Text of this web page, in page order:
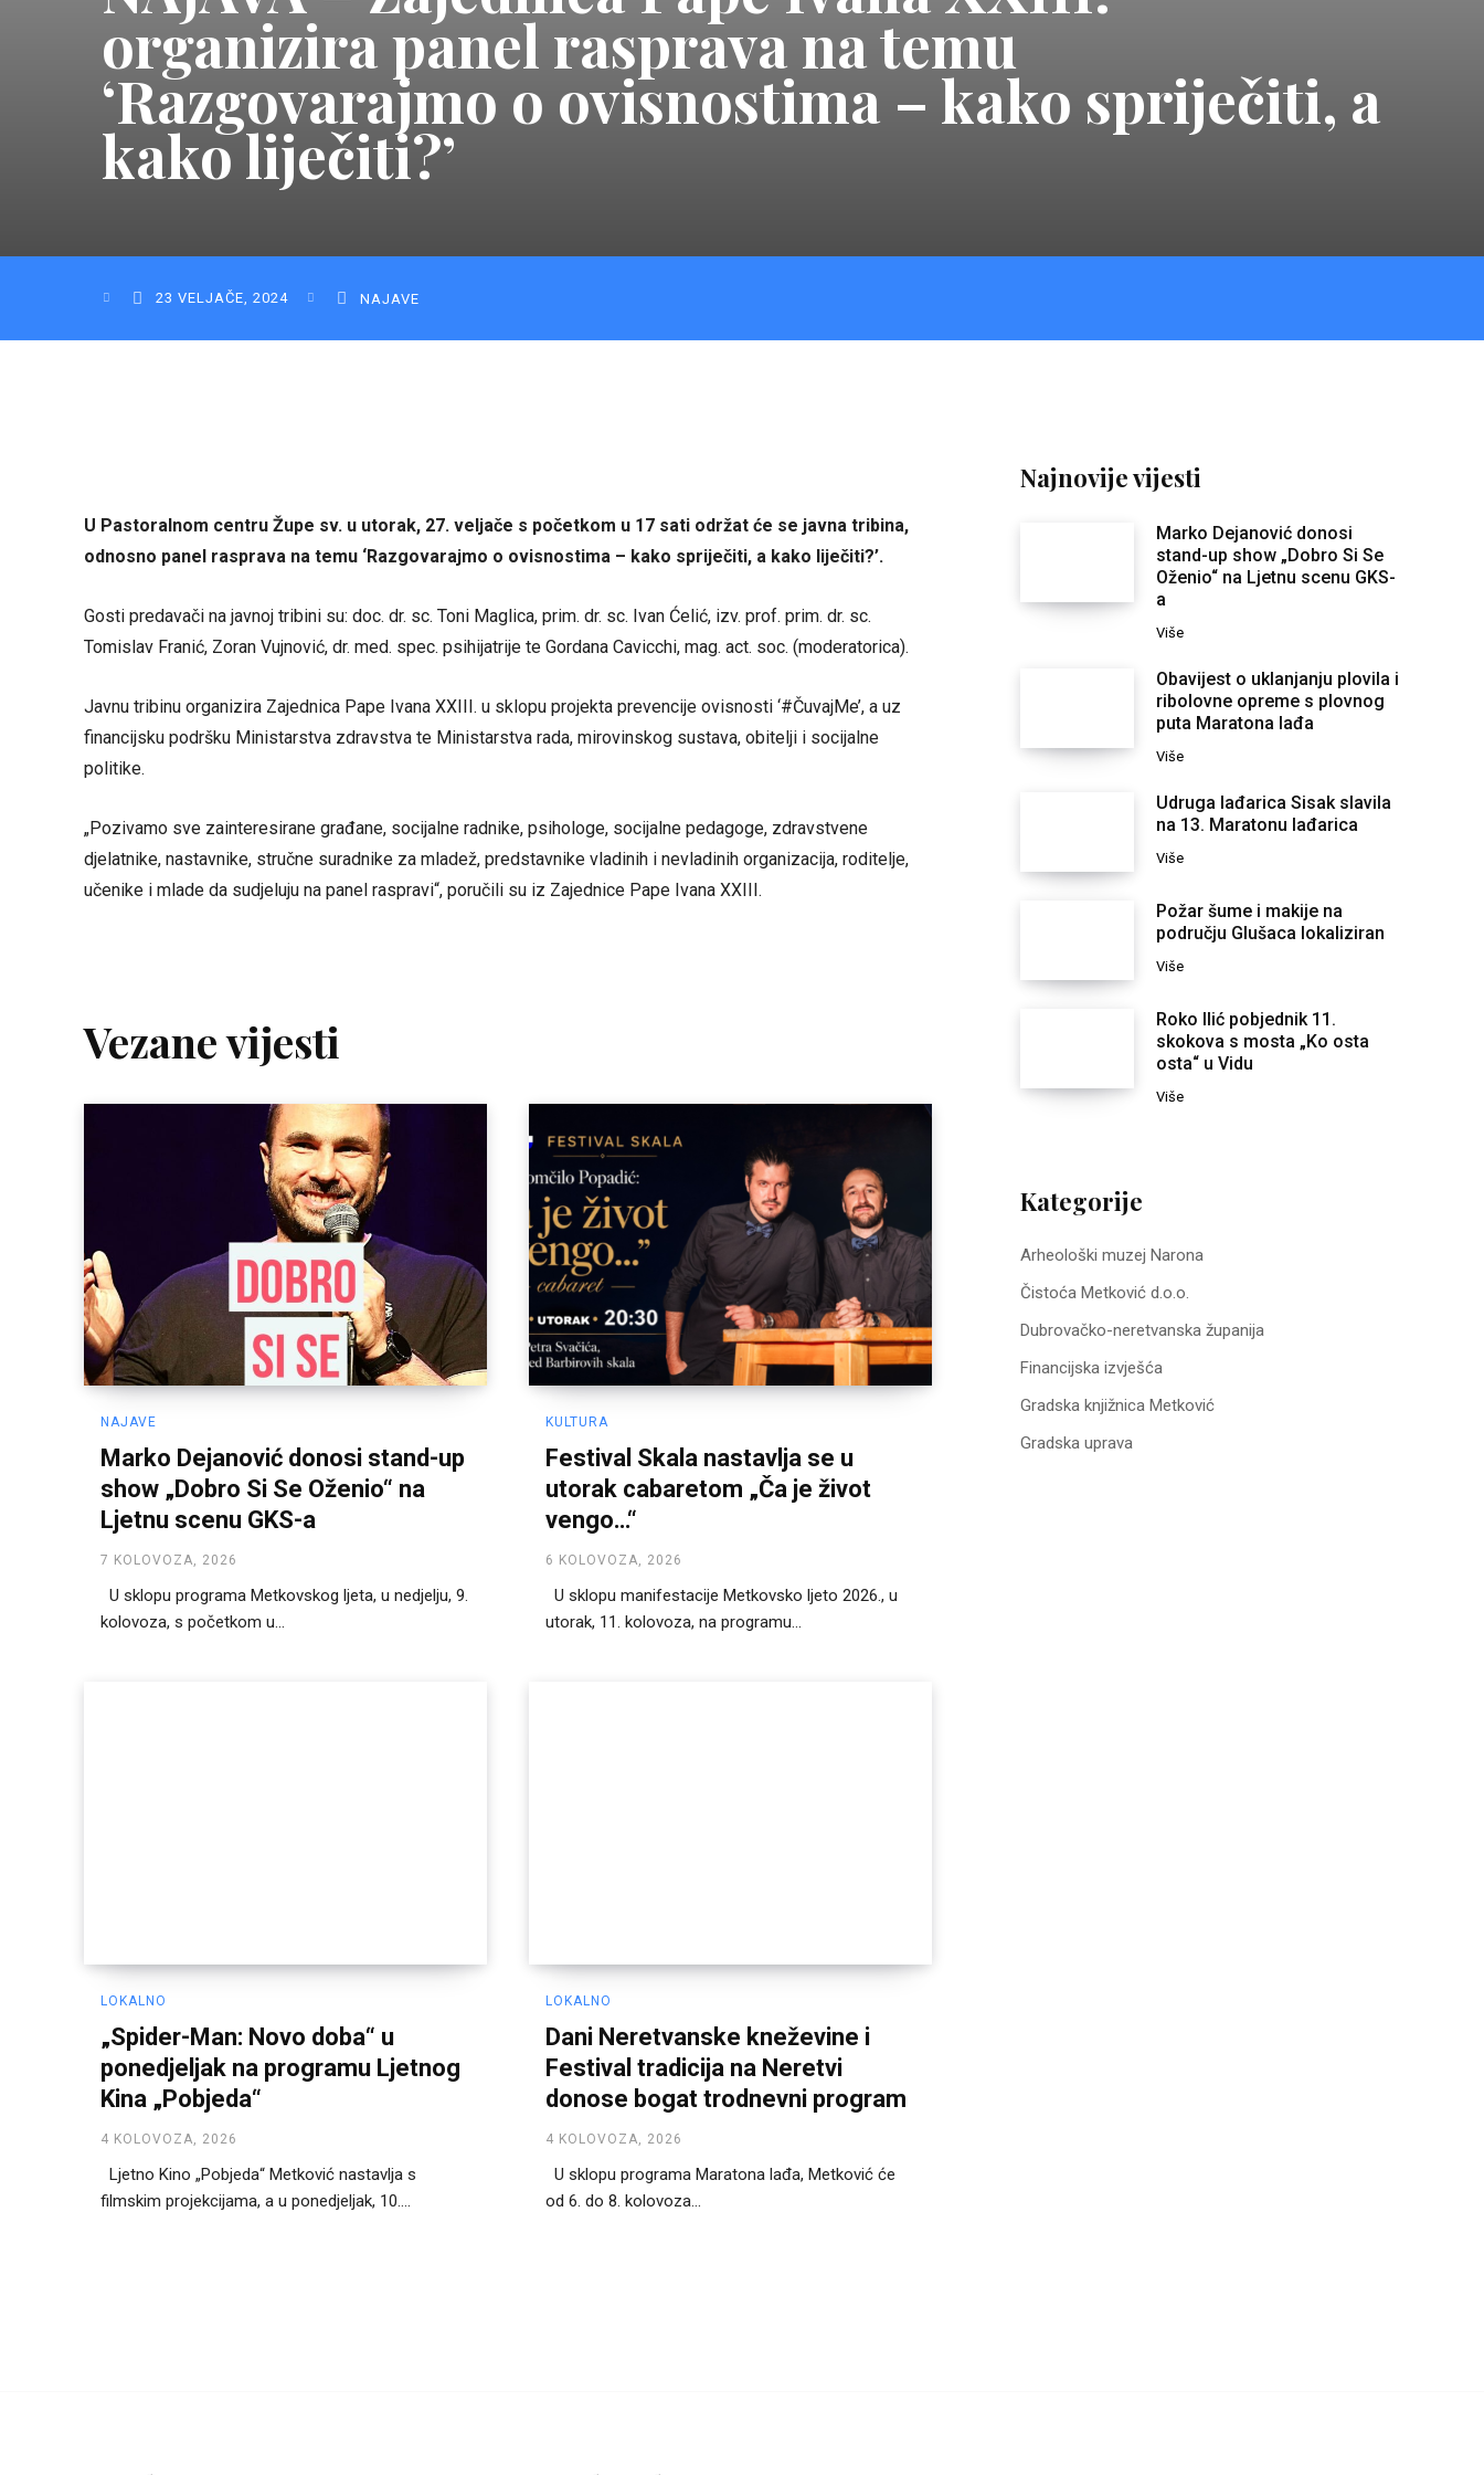
organizira panel rasprava na temu
‘Razgovarajmo o ovisnostima – kako spriječiti, a
kako liječiti?’
23 VELJAČE, 2024 NAJAVE
U Pastoralnom centru Župe sv. u utorak, 27. veljače s početkom u 17 sati održat će se javna tribina,
odnosno panel rasprava na temu ‘Razgovarajmo o ovisnostima – kako spriječiti, a kako liječiti?’.
Gosti predavači na javnoj tribini su: doc. dr. sc. Toni Maglica, prim. dr. sc. Ivan Ćelić, izv. prof. prim. dr. sc.
Tomislav Franić, Zoran Vujnović, dr. med. spec. psihijatrije te Gordana Cavicchi, mag. act. soc. (moderatorica).
Javnu tribinu organizira Zajednica Pape Ivana XXIII. u sklopu projekta prevencije ovisnosti ‘#ČuvajMe’, a uz
financijsku podršku Ministarstva zdravstva te Ministarstva rada, mirovinskog sustava, obitelji i socijalne
politike.
„Pozivamo sve zainteresirane građane, socijalne radnike, psihologe, socijalne pedagoge, zdravstvene
djelatnike, nastavnike, stručne suradnike za mladež, predstavnike vladinih i nevladinih organizacija, roditelje,
učenike i mlade da sudjeluju na panel raspravi“, poručili su iz Zajednice Pape Ivana XXIII.
Vezane vijesti
NAJAVE
Marko Dejanović donosi stand-up
show „Dobro Si Se Oženio“ na
Ljetnu scenu GKS-a
7 KOLOVOZA, 2026
U sklopu programa Metkovskog ljeta, u nedjelju, 9.
kolovoza, s početkom u...
KULTURA
Festival Skala nastavlja se u
utorak cabaretom „Ča je život
vengo…“
6 KOLOVOZA, 2026
utorak, 11. kolovoza, na programu...
LOKALNO
„Spider-Man: Novo doba“ u
ponedjeljak na programu Ljetnog
Kina „Pobjeda“
4 KOLOVOZA, 2026
Ljetno Kino „Pobjeda“ Metković nastavlja s
filmskim projekcijama, a u ponedjeljak, 10....
LOKALNO
Dani Neretvanske kneževine i
Festival tradicija na Neretvi
donose bogat trodnevni program
4 KOLOVOZA, 2026
U sklopu programa Maratona lađa, Metković će
od 6. do 8. kolovoza...
Najnovije vijesti
Marko Dejanović donosi
stand-up show „Dobro Si Se
Oženio“ na Ljetnu scenu GKS-
a
Više
Obavijest o uklanjanju plovila i
ribolovne opreme s plovnog
puta Maratona lađa
Više
Udruga lađarica Sisak slavila
na 13. Maratonu lađarica
Više
Požar šume i makije na
području Glušaca lokaliziran
Više
Roko Ilić pobjednik 11.
skokova s mosta „Ko osta
osta“ u Vidu
Više
Kategorije
Arheološki muzej Narona
Čistoća Metković d.o.o.
Dubrovačko-neretvanska županija
Financijska izvješća
Gradska knjižnica Metković
Gradska uprava